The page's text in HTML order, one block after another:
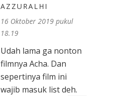
AZZURALHI
16 Oktober 2019 pukul
18.19
Udah lama ga nonton
filmnya Acha. Dan
sepertinya film ini
wajib masuk list deh.